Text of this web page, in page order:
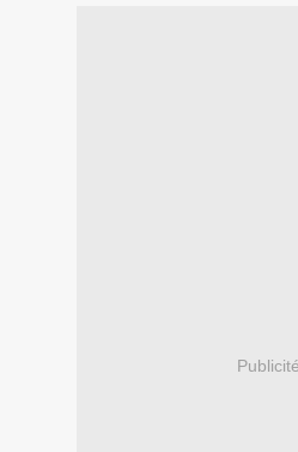
Publicité